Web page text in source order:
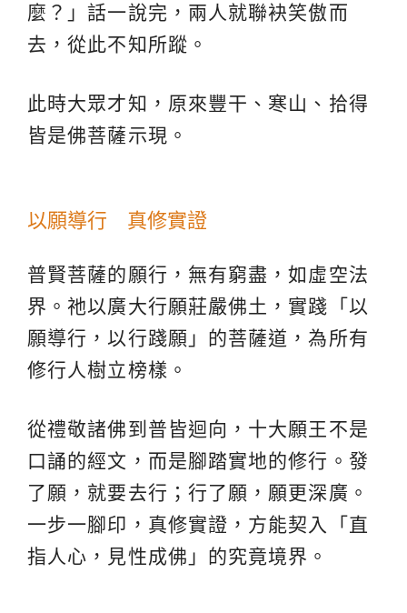
麼？」話一說完，兩人就聯袂笑傲而
去，從此不知所蹤。
此時大眾才知，原來豐干、寒山、拾得
皆是佛菩薩示現。
以願導行 真修實證
普賢菩薩的願行，無有窮盡，如虛空法
界。祂以廣大行願莊嚴佛土，實踐「以
願導行，以行踐願」的菩薩道，為所有
修行人樹立榜樣。
從禮敬諸佛到普皆迴向，十大願王不是
口誦的經文，而是腳踏實地的修行。發
了願，就要去行；行了願，願更深廣。
一步一腳印，真修實證，方能契入「直
指人心，見性成佛」的究竟境界。